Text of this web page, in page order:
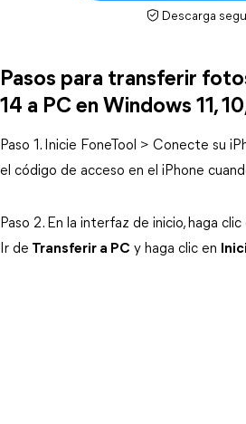
Descarga
Pasos para transferir
14 a PC en Windows 11,
Paso 1. Inicie FoneTool > Conecte su
el código de acceso en el iPhone
Paso 2. En la interfaz de inicio, haga
Ir de Transferir a PC y haga clic en